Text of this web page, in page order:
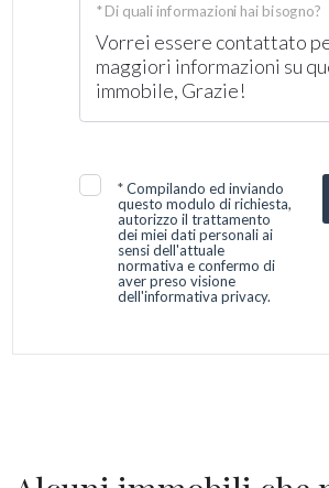
* Di quali informazioni hai bisogno?
*Compilando ed inviando
questo modulo di richiesta,
autorizzo il trattamento
dei miei dati personali ai
sensi dell'attuale
normativa e confermo di
aver preso visione
dell'informativa privacy.